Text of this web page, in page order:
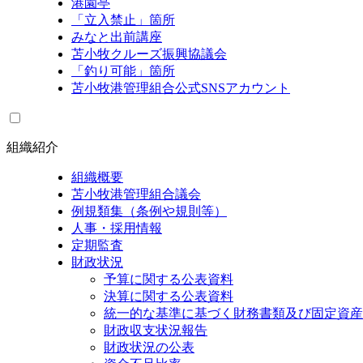
港園亭
「立入禁止」箇所
みなと出前講座
苫小牧クルーズ振興協議会
「釣り可能」箇所
苫小牧港管理組合公式SNSアカウント
組織紹介
組織概要
苫小牧港管理組合議会
例規類集（条例や規則等）
人事・採用情報
定期監査
財政状況
予算に関する公表資料
決算に関する公表資料
統一的な基準に基づく財務書類及び固定資
財政収支状況報告
財政状況の公表